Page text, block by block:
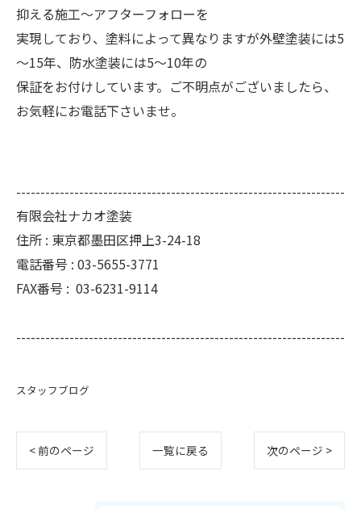
抑える施工～アフターフォローを
実現しており、塗料によって異なりますが外壁塗装には5
～15年、防水塗装には5～10年の
保証をお付けしています。ご不明点がございましたら、
お気軽にお電話下さいませ。
--------------------------------------------------------------------
有限会社ナカオ塗装
住所 : 東京都墨田区押上3-24-18
電話番号 : 03-5655-3771
FAX番号 : 03-6231-9114
--------------------------------------------------------------------
スタッフブログ
< 前のページ 一覧に戻る 次のページ >